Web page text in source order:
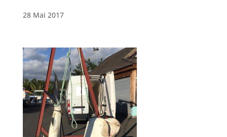
28 Mai 2017